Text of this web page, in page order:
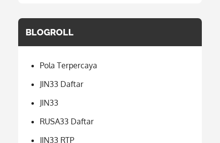
BLOGROLL
Pola Terpercaya
JIN33 Daftar
JIN33
RUSA33 Daftar
JIN33 RTP